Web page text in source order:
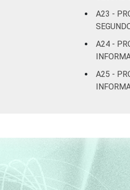
A23 -
A24 -
A25 -